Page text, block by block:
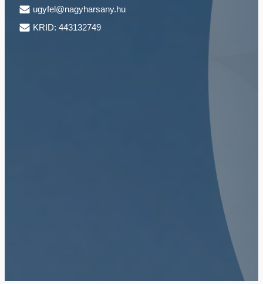
ugyfel@nagyharsany.hu
KRID: 443132749